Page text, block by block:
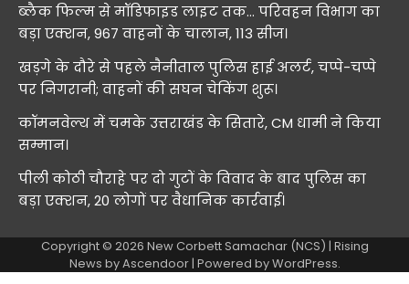
ब्लैक फिल्म से मॉडिफाइड लाइट तक… परिवहन विभाग का
बड़ा एक्शन, 967 वाहनों के चालान, 113 सीज।
खड़गे के दौरे से पहले नैनीताल पुलिस हाई अलर्ट, चप्पे-चप्पे
पर निगरानी; वाहनों की सघन चेकिंग शुरू।
कॉमनवेल्थ में चमके उत्तराखंड के सितारे, CM धामी ने किया
सम्मान।
पीली कोठी चौराहे पर दो गुटों के विवाद के बाद पुलिस का
बड़ा एक्शन, 20 लोगों पर वैधानिक कार्रवाई।
Copyright © 2026 New Corbett Samachar (NCS) | Rising
News byAscendoor| Powered byWordPress.